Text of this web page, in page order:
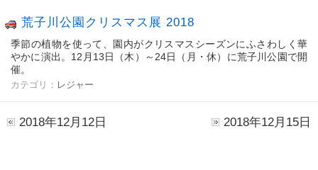
荒子川公園クリスマス展 2018
季節の植物を使って、園内がクリスマスシーズンにふさわしく華
やかに演出。12月13日（木）～24日（月・休）に荒子川公園で開
催。
カテゴリ： レジャー
2018年12月12日 2018年12月15日